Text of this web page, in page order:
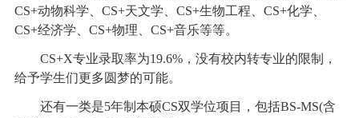
CS+动物科学、CS+天文学、CS+生物工程、CS+化学、
CS+经济学、CS+物理、CS+音乐等等。
CS+X专业录取率为19.6%，没有校内转专业的限制，
给予学生们更多圆梦的可能。
还有一类是5年制本硕CS双学位项目，包括BS-MS(含